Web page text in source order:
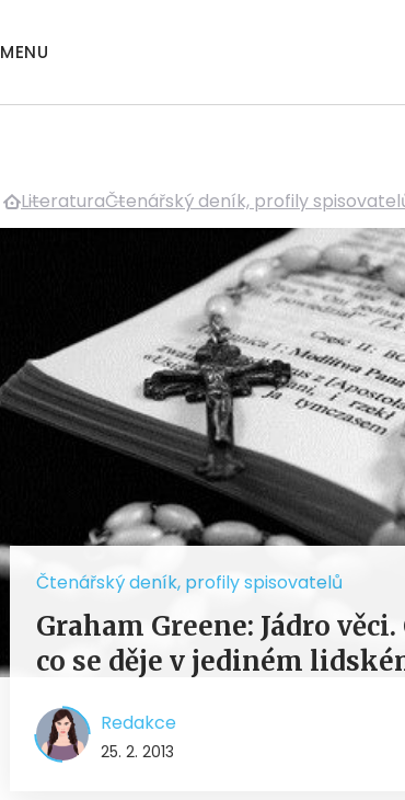
MENU
LiteraturaČtenářský deník, profily
Čtenářský deník, profily spisovatelů
Graham Greene: Jádro
co se děje v jediném
Redakce
25. 2. 2013